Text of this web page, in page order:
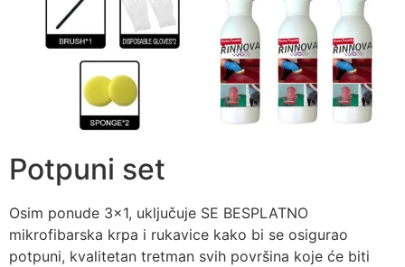
Potpuni set
Osim ponude 3×1, uključuje SE BESPLATNO
mikrofibarska krpa i rukavice kako bi se osigurao
potpuni, kvalitetan tretman svih površina koje će biti